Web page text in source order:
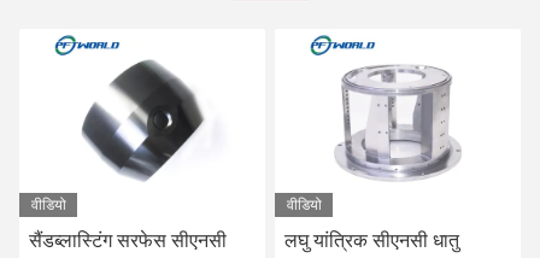
वीडियो
सैंडब्लास्टिंग सरफेस सीएनसी
वीडियो
लघु यांत्रिक सीएनसी धातु